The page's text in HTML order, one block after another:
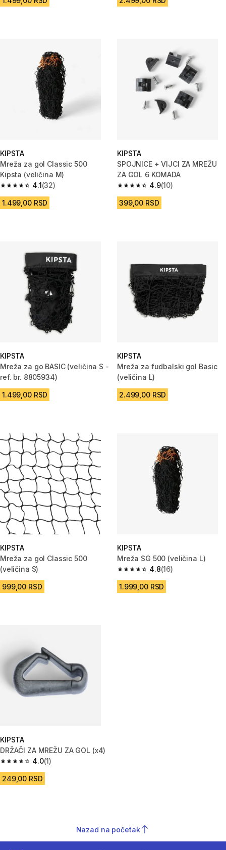
KIPSTA
Mreža za gol Classic 500
Kipsta (veličina M)
4.1
4.1 od 5 zvezdica from 32 Recenzije
(32)
1.499,00 RSD
KIPSTA
SPOJNICE + VIJCI ZA MREŽU
ZA GOL 6 KOMADA
4.9
4.9 od 5 zvezdica from 10
(10)
399,00 RSD
KIPSTA
Mreža za go BASIC (veličina S -
ref. br. 8805934)
1.499,00 RSD
KIPSTA
Mreža za fudbalski gol Basic
(veličina L)
2.499,00 RSD
KIPSTA
Mreža za gol Classic 500
(veličina S)
999,00 RSD
KIPSTA
Mreža SG 500 (veličina L)
4.8
4.8 od 5 zvezdica from 16
(16)
1.999,00 RSD
KIPSTA
DRŽAČI ZA MREŽU ZA GOL (x4)
4.0
4.0 od 5 zvezdica from 1 Recenzije
(1)
249,00 RSD
Nazad na početak